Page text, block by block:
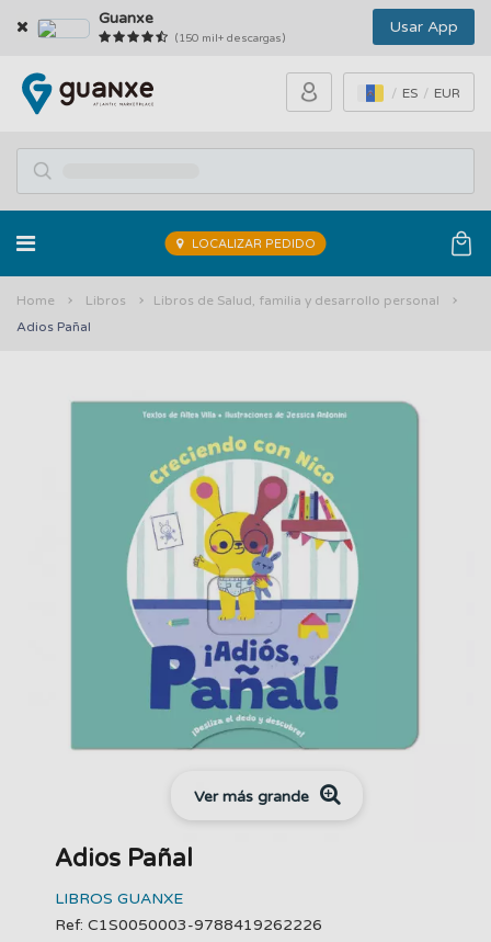
Guanxe
(150 mil+ descargas)
Usar App
ES EUR
LOCALIZAR PEDIDO
Home Libros
Libros de Salud, familia y desarrollo personal
Adios Pañal
Ver más grande
Adios Pañal
LIBROS GUANXE
Ref: C1S0050003-9788419262226